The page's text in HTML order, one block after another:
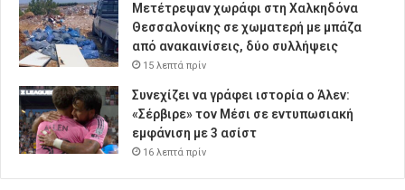
Μετέτρεψαν χωράφι στη Χαλκηδόνα
Θεσσαλονίκης σε χωματερή με μπάζα
από ανακαινίσεις, δύο συλλήψεις
15 λεπτά πρίν
Συνεχίζει να γράφει ιστορία ο Άλεν:
«Σέρβιρε» τον Μέσι σε εντυπωσιακή
εμφάνιση με 3 ασίστ
16 λεπτά πρίν